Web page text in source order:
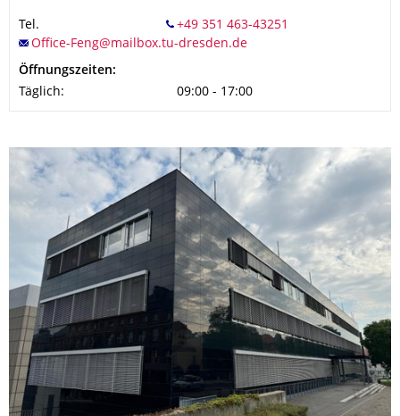
Tel.
Öffnungszeiten:
Täglich:
09:00 - 17:00